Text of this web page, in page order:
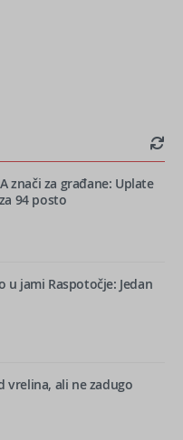
znači za građane: Uplate
94 posto
u jami Raspotočje: Jedan
vrelina, ali ne zadugo